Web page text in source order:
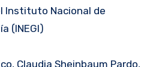
Instituto Nacional de
(INEGI)
Claudia Sheinbaum Pardo,